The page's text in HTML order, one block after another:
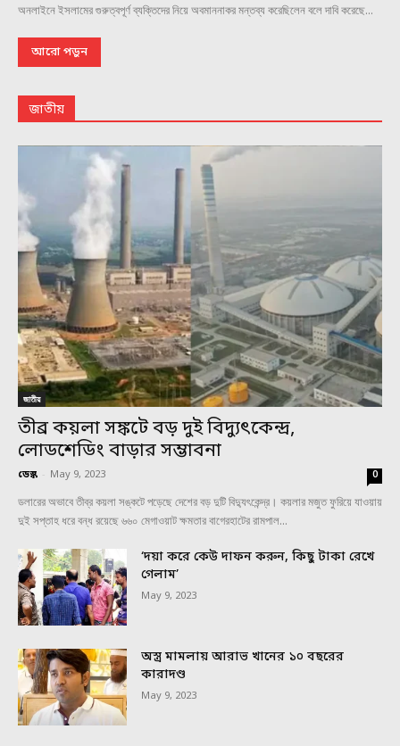
অনলাইনে ইসলামের গুরুত্বপূর্ণ ব্যক্তিদের নিয়ে অবমাননাকর মন্তব্য করেছিলেন বলে দাবি করেছে...
আরো পড়ুন
জাতীয়
জাতীয়
তীব্র কয়লা সঙ্কটে বড় দুই বিদ্যুৎকেন্দ্র,
লোডশেডিং বাড়ার সম্ভাবনা
ডেস্ক - May 9, 2023 0
ডলারের অভাবে তীব্র কয়লা সঙ্কটে পড়েছে দেশের বড় দুটি বিদ্যুৎকেন্দ্র। কয়লার মজুত ফুরিয়ে যাওয়ায়
দুই সপ্তাহ ধরে বন্ধ রয়েছে ৬৬০ মেগাওয়াট ক্ষমতার বাগেরহাটের রামপাল...
‘দয়া করে কেউ দাফন করুন, কিছু টাকা রেখে
গেলাম’
May 9, 2023
অস্ত্র মামলায় আরাভ খানের ১০ বছরের
কারাদণ্ড
May 9, 2023